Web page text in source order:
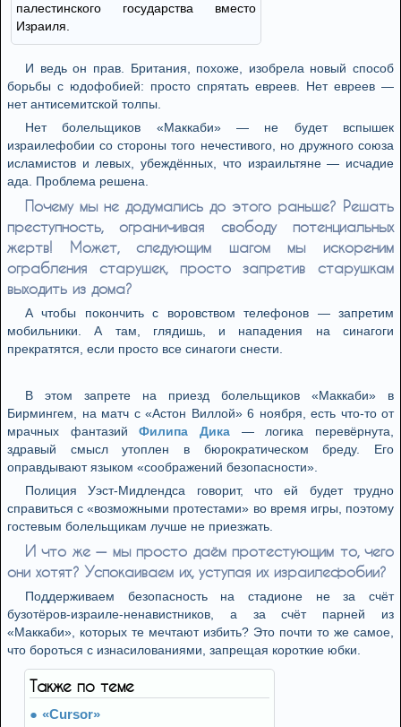
палестинского государства вместо
Израиля.
И ведь он прав. Британия, похоже, изобрела новый способ
борьбы с юдофобией: просто спрятать евреев. Нет евреев —
нет антисемитской толпы.
Нет болельщиков «Маккаби» — не будет вспышек
израилефобии со стороны того нечестивого, но дружного союза
исламистов и левых, убеждённых, что израильтяне — исчадие
ада. Проблема решена.
Почему мы не додумались до этого раньше? Решать
преступность, ограничивая свободу потенциальных
жертв! Может, следующим шагом мы искореним
ограбления старушек, просто запретив старушкам
выходить из дома?
А чтобы покончить с воровством телефонов — запретим
мобильники. А там, глядишь, и нападения на синагоги
прекратятся, если просто все синагоги снести.
В этом запрете на приезд болельщиков «Маккаби» в
Бирмингем, на матч с «Астон Виллой» 6 ноября, есть что-то от
мрачных фантазийФилипа Дика — логика перевёрнута,
здравый смысл утоплен в бюрократическом бреду. Его
оправдывают языком «соображений безопасности».
Полиция Уэст-Мидлендса говорит, что ей будет трудно
справиться с «возможными протестами» во время игры, поэтому
гостевым болельщикам лучше не приезжать.
И что же — мы просто даём протестующим то, чего
они хотят? Успокаиваем их, уступая их израилефобии?
Поддерживаем безопасность на стадионе не за счёт
бузотёров-израиле-ненавистников, а за счёт парней из
«Маккаби», которых те мечтают избить? Это почти то же самое,
что бороться с изнасилованиями, запрещая короткие юбки.
Также по теме
«Cursor»